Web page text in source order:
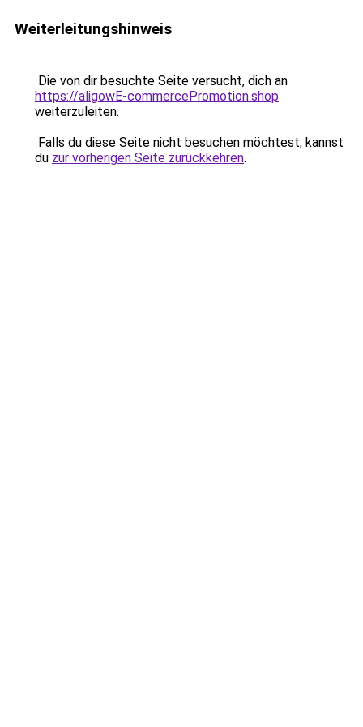
Weiterleitungshinweis
Die von dir besuchte Seite versucht, dich an
https://aligowE-commercePromotion.shop
weiterzuleiten.
Falls du diese Seite nicht besuchen möchtest, kannst
du zur vorherigen Seite zurückkehren.